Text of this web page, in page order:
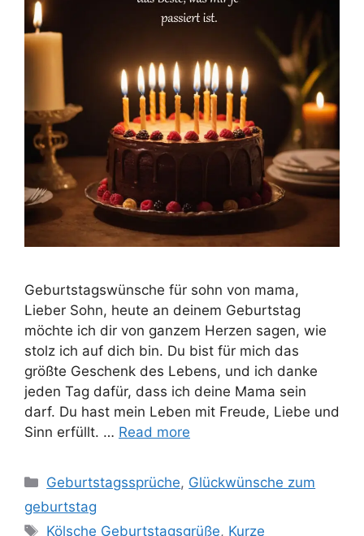
Geburtstagswünsche für sohn von mama,
Lieber Sohn, heute an deinem Geburtstag
möchte ich dir von ganzem Herzen sagen, wie
stolz ich auf dich bin. Du bist für mich das
größte Geschenk des Lebens, und ich danke
jeden Tag dafür, dass ich deine Mama sein
darf. Du hast mein Leben mit Freude, Liebe und
Sinn erfüllt. … Read more
Categories
Geburtstagssprüche, Glückwünsche zum
geburtstag
Tags
Kölsche Geburtstagsgrüße, Kurze